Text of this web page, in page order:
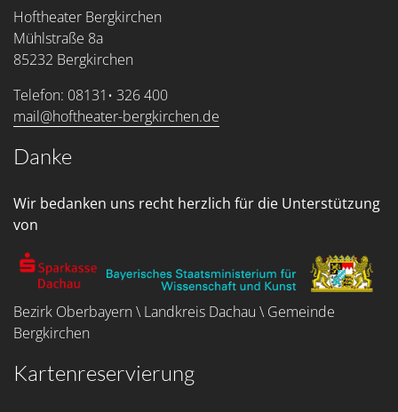
Hoftheater Bergkirchen
Mühlstraße 8a
85232 Bergkirchen
Telefon: 08131• 326 400
mail@hoftheater-bergkirchen.de
Danke
Wir bedanken uns recht herzlich für die Unterstützung
von
Bezirk Oberbayern \ Landkreis Dachau \ Gemeinde
Bergkirchen
Kartenreservierung